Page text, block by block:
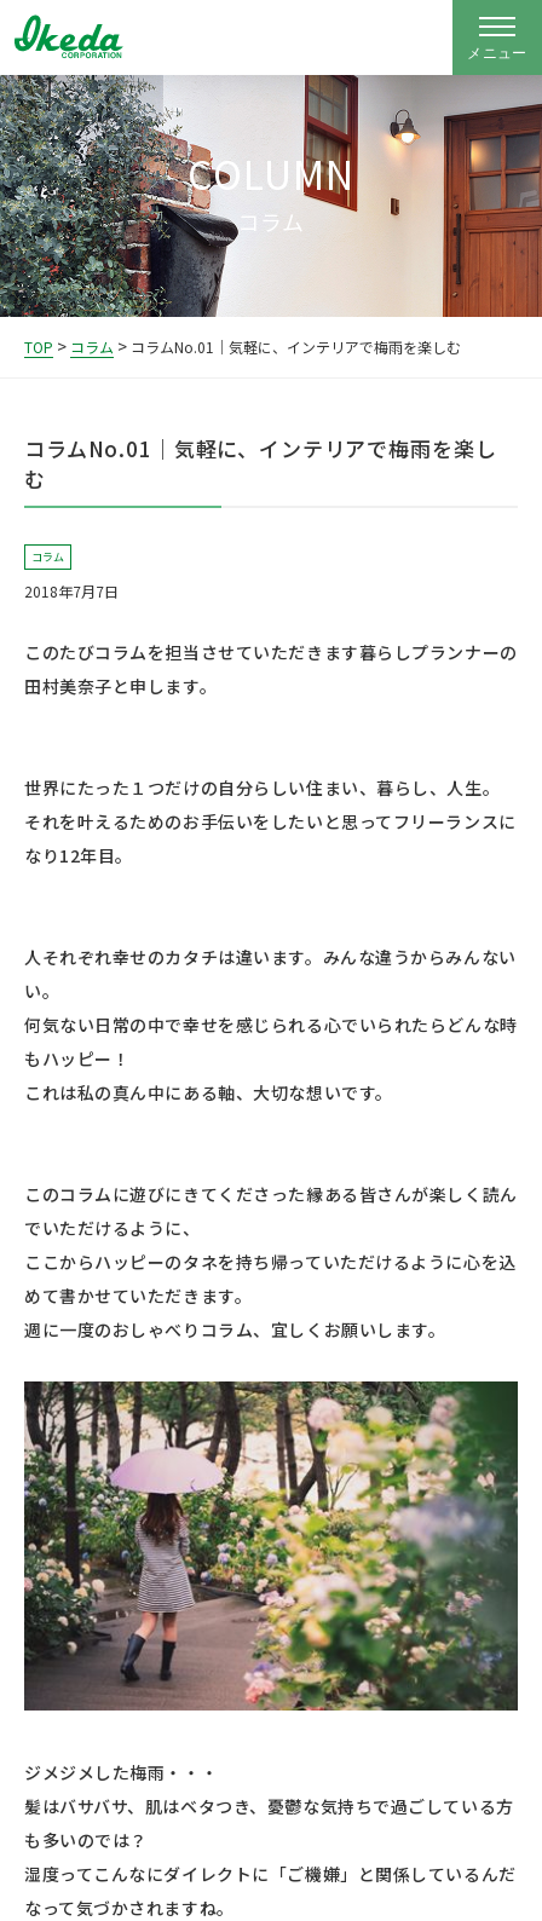
COLUMN
コラム
TOP > コラム > コラムNo.01｜気軽に、インテリアで梅雨を楽しむ
コラムNo.01｜気軽に、インテリアで梅雨を楽し
む
コラム
2018年7月7日
このたびコラムを担当させていただきます暮らしプランナーの
田村美奈子と申します。
世界にたった１つだけの自分らしい住まい、暮らし、人生。
それを叶えるためのお手伝いをしたいと思ってフリーランスに
なり12年目。
人それぞれ幸せのカタチは違います。みんな違うからみんない
い。
何気ない日常の中で幸せを感じられる心でいられたらどんな時
もハッピー！
これは私の真ん中にある軸、大切な想いです。
このコラムに遊びにきてくださった縁ある皆さんが楽しく読ん
でいただけるように、
ここからハッピーのタネを持ち帰っていただけるように心を込
めて書かせていただきます。
週に一度のおしゃべりコラム、宜しくお願いします。
ジメジメした梅雨・・・
髪はバサバサ、肌はベタつき、憂鬱な気持ちで過ごしている方
も多いのでは？
湿度ってこんなにダイレクトに「ご機嫌」と関係しているんだ
なって気づかされますね。